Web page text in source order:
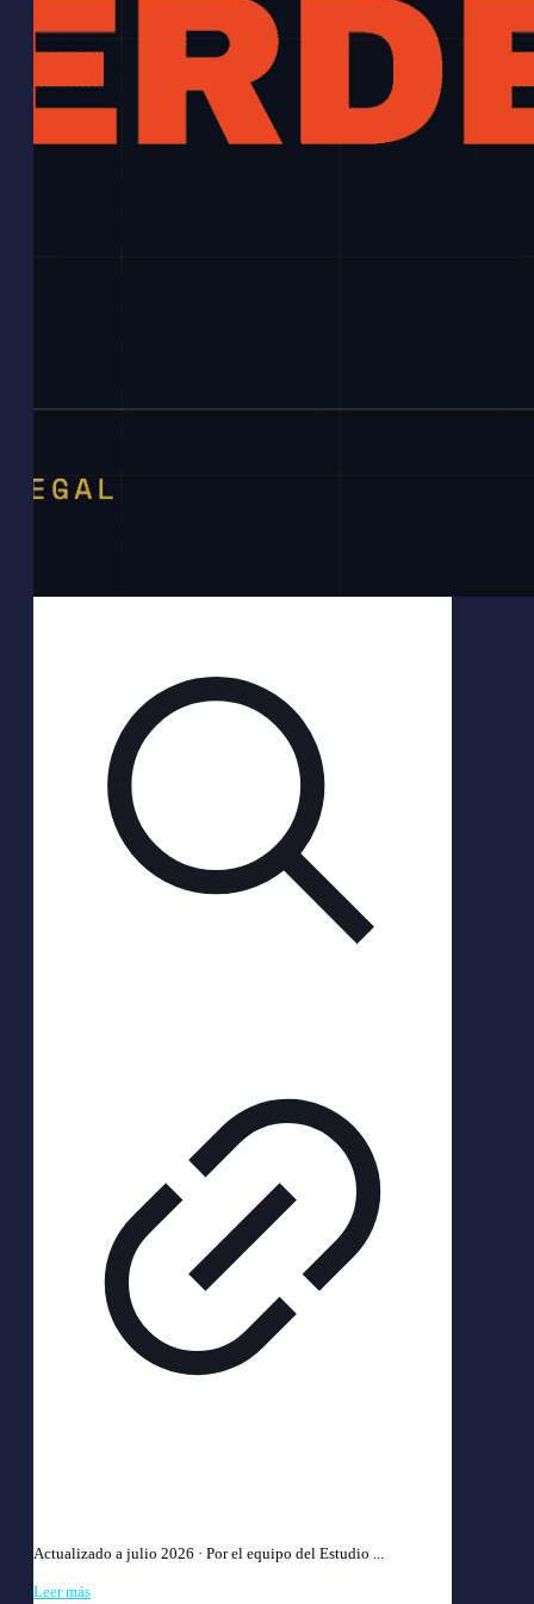
Actualizado a julio 2026 · Por el equipo del Estudio ...
Leer más